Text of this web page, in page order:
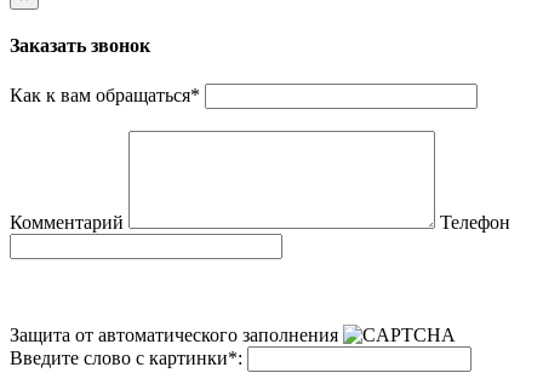
Заказать звонок
Как к вам обращаться*
Комментарий Телефон
Защита от автоматического заполнения
Введите слово с картинки*: